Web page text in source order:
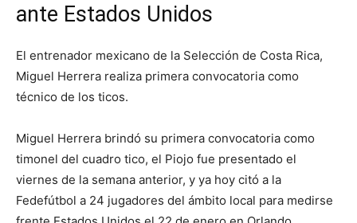
ante Estados Unidos
El entrenador mexicano de la Selección de Costa Rica,
Miguel Herrera realiza primera convocatoria como
técnico de los ticos.
Miguel Herrera brindó su primera convocatoria como
timonel del cuadro tico, el Piojo fue presentado el
viernes de la semana anterior, y ya hoy citó a la
Fedefútbol a 24 jugadores del ámbito local para medirse